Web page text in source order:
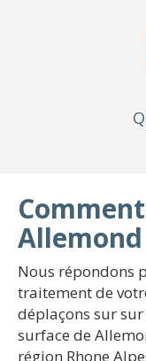
Allemond
Nous répondons
traitement de
déplaçons sur sur
surface de
région Rhone